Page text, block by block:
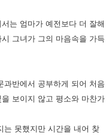
는 엄마가 예전보다 더 잘해
시 그녀가 그의 마음속을 가득
반에서 공부하게 되어 처음
보이지 않고 평소와 마찬가
는 못했지만 시간을 내어 찾